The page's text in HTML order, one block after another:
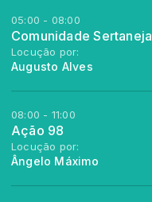
05:00 - 08:00
Comunidade Sertaneja
Locução por:
Augusto Alves
08:00 - 11:00
Ação 98
Locução por:
Ângelo Máximo